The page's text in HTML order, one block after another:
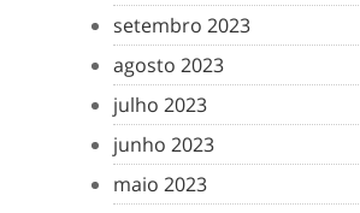
setembro 2023
agosto 2023
julho 2023
junho 2023
maio 2023